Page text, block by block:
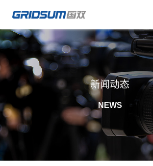
新闻动态
NEWS